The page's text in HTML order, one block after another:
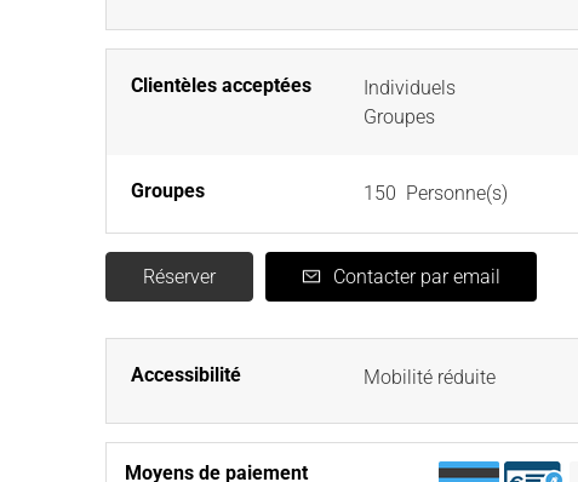
Clientèles acceptées
Individuels
Groupes
Groupes 150 Personne(s)
Réserver Contacter par email
Accessibilité Mobilité réduite
Moyens de paiement